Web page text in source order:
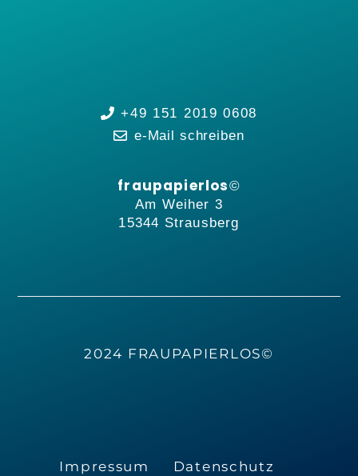
+49 151 2019 0608
e-Mail schreiben
fraupapierlos©
Am Weiher 3
15344 Strausberg
2024 FRAUPAPIERLOS©
Impressum Datenschutz